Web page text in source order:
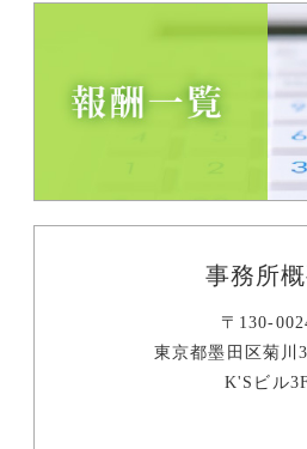
事務所
〒130-
東京都墨田区菊川
K'Sビル